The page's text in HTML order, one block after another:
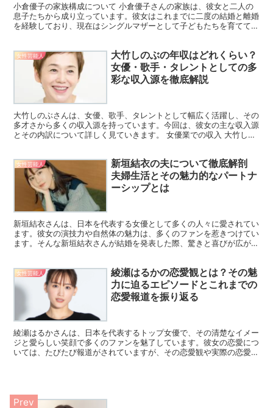
小倉優子の家族構成について 小倉優子さんの家族は、彼女と二人の
息子たちから成り立っています。彼女はこれまでに二度の結婚と離婚
を経験しており、現在はシングルマザーとして子どもたちを育ててい
女性芸能人
大竹しのぶの年収はどれくらい？
女優・歌手・タレントとしての多
彩な収入源を徹底解説
大竹しのぶさんは、女優、歌手、タレントとして幅広く活躍し、その
多才さから多くの収入源を持っています。今回は、彼女の主な収入源
とその内訳について詳しく見ていきます。 女優業での収入 大竹しの
女性芸能人
新垣結衣の夫について徹底解剖
夫婦生活とその魅力的なパートナ
ーシップとは
新垣結衣さんは、日本を代表する女優として多くの人々に愛されてい
ます。彼女の演技力や自然体の魅力は、多くのファンを惹きつけてい
ます。そんな新垣結衣さんが結婚を発表した際、驚きと喜びが広がり
女性芸能人
綾瀬はるかの恋愛観とは？その魅
力に迫るエピソードとこれまでの
恋愛報道を振り返る
綾瀬はるかさんは、日本を代表するトップ女優で、その清楚なイメー
ジと愛らしい笑顔で多くのファンを魅了しています。彼女の恋愛につ
いては、たびたび報道がされていますが、その恋愛観や実際の恋愛エ